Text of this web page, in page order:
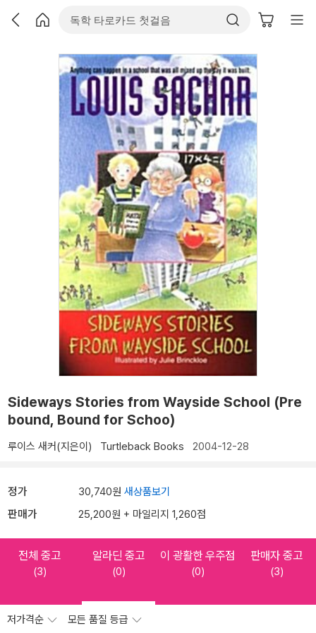
Sideways Stories from Wayside School (Pre
bound, Bound for Schoo)
루이스 새커(지은이) Turtleback Books 2004-12-28
정가 30,740원 새상품보기
판매가 25,200원 + 마일리지 1,260점
전체 중고
(3)
알라딘 중고
(0)
이 광활한 우주점
(0)
판매자 중고
(3)
저가격순 모든 품질 등급